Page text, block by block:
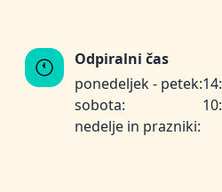
Odpiralni čas
ponedeljek - petek:
sobota:
nedelje in prazniki: